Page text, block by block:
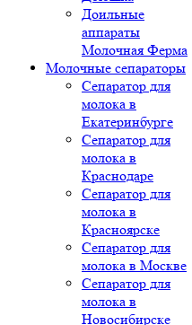
Доильные
аппараты
Молочная Ферма
Молочные сепараторы
Сепаратор для
молока в
Екатеринбурге
Сепаратор для
молока в
Краснодаре
Сепаратор для
молока в
Красноярске
Сепаратор для
молока в Москве
Сепаратор для
молока в
Новосибирске